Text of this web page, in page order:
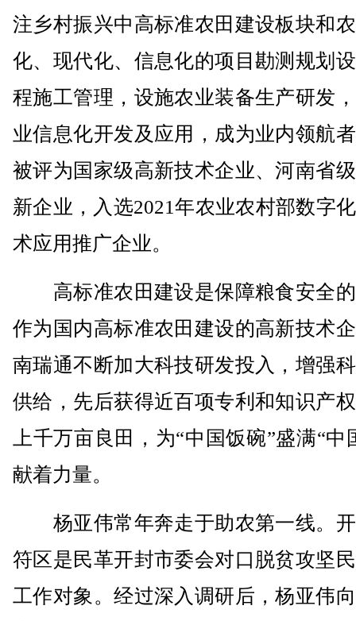
注乡村振兴中高标准农田建设板块和
化、现代化、信息化的项目勘测规划
程施工管理，设施农业装备生产研发
业信息化开发及应用，成为业内领航
被评为国家级高新技术企业、河南省
新企业，入选2021年农业农村部数字
术应用推广企业。
高标准农田建设是保障粮食安全
作为国内高标准农田建设的高新技术
南瑞通不断加大科技研发投入，增强
供给，先后获得近百项专利和知识产
上千万亩良田，为“中国饭碗”盛满“中
献着力量。
杨亚伟常年奔走于助农第一线。
符区是民革开封市委会对口脱贫攻坚
工作对象。经过深入调研后，杨亚伟